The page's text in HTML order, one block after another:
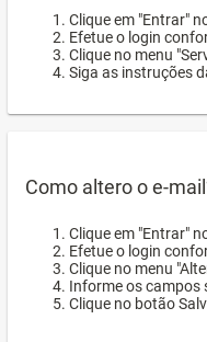
Clique em "Entrar"
Efetue o login
Clique no menu
Siga as instruções
Como altero o e-
Clique em "Entrar"
Efetue o login
Clique no menu
Informe os campos
Clique no botão